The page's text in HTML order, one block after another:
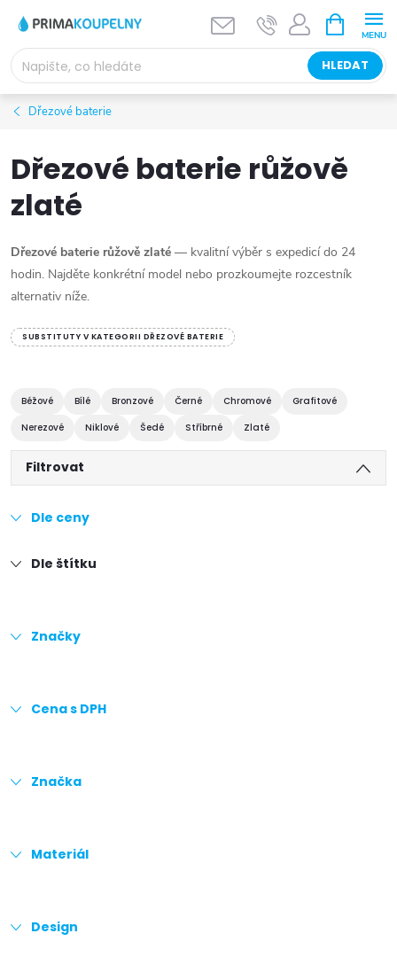
obsah
HLEDAT
NÁKUPNÍ
KOŠÍK
Dřezové baterie
Dřezové baterie růžově
zlaté
Dřezové baterie růžově zlaté — kvalitní výběr s expedicí do 24
hodin. Najděte konkrétní model nebo prozkoumejte rozcestník
alternativ níže.
SUBSTITUTY V KATEGORII DŘEZOVÉ BATERIE
Béžové Bílé Bronzové Černé Chromové
Grafitové
Nerezové
Niklové Šedé Stříbrné Zlaté
Filtrovat
Dle ceny
Dle štítku
Značky
Cena s DPH
Značka
Materiál
Design